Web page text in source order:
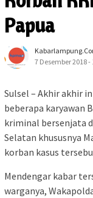
Papua
7 Desember 2018 -
Sulsel – Akhir akhir
beberapa karyawan
kriminal bersenjata
Selatan khususnya
korban kasus
Mendengar kabar
warganya,